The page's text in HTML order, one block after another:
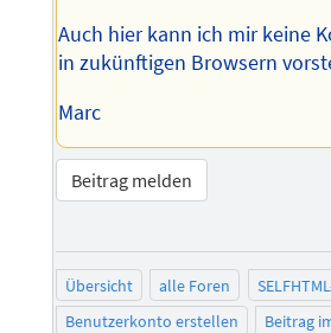
Auch hier kann ich mir keine
in zukünftigen Browsern
Marc
Beitrag melden
Übersicht alle Foren
Benutzerkonto erstellen
Beitrag